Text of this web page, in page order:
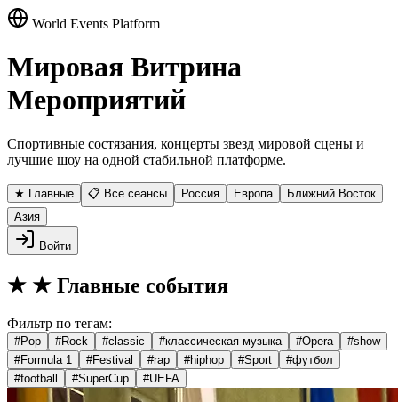
World Events Platform
Мировая Витрина
Мероприятий
Спортивные состязания, концерты звезд мировой сцены и
лучшие шоу на одной стабильной платформе.
★ Главные 📋 Все сеансы Россия Европа
Ближний Восток
Азия
Войти
★ ★ Главные события
Фильтр по тегам:
#Pop #Rock #classic #классическая музыка #Opera #show
#Formula 1 #Festival #rap #hiphop #Sport #футбол
#football #SuperCup #UEFA